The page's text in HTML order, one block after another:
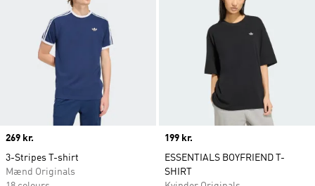
Price
269 kr.
3-Stripes T-shirt
Mænd Originals
Price
199 kr.
ESSENTIALS BOYFRIEND T-
SHIRT